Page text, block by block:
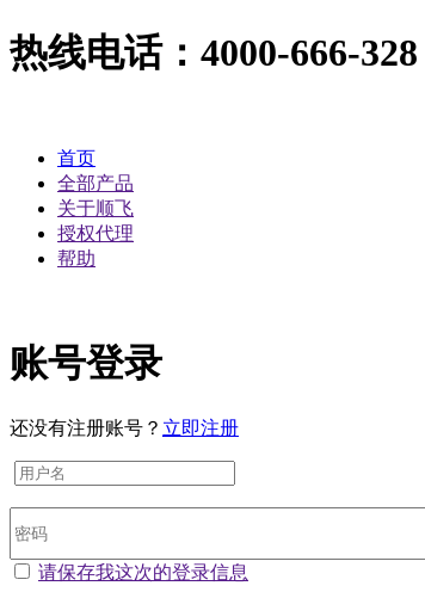
热线电话：4000-666-328
首页
全部产品
关于顺飞
授权代理
帮助
账号登录
还没有注册账号？ 立即注册
请保存我这次的登录信息